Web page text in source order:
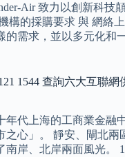
Air 致力以創新科技
構的採購要求 與 網絡
的需求，並以多元化和
1544 查詢六大互聯網
年代上海的工商業金融
之心」。 靜安、閘北兩
南岸、北岸兩面風光。